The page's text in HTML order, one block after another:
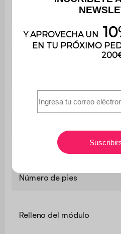
Peso máximo soportado
Garantía
Número de cojines
Número de pies
Relleno del módulo